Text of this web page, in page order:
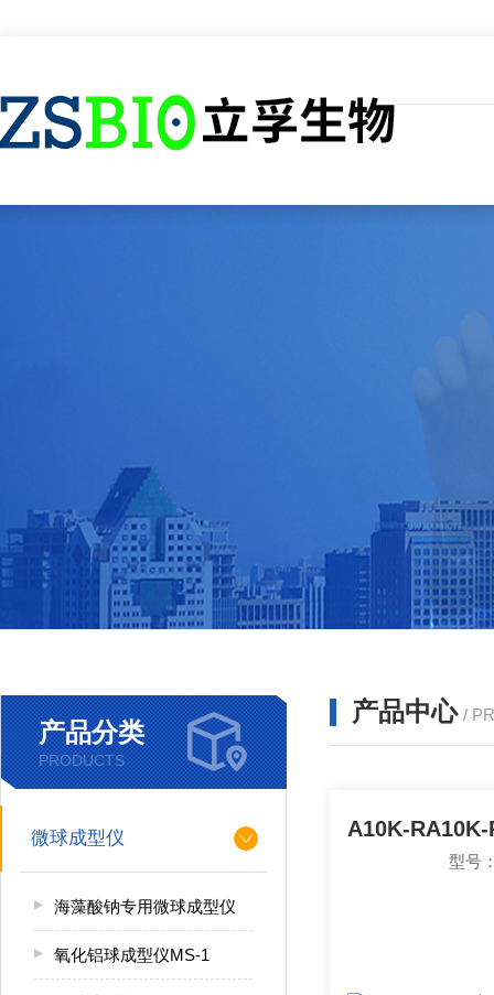
产品分类
PRODUCTS
微球成型仪
海藻酸钠专用微球成型仪
氧化铝球成型仪MS-1
产品中心 /
型号